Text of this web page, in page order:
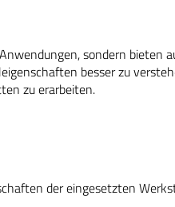
sondern bieten
besser zu
zu erarbeiten.
der eingesetzten